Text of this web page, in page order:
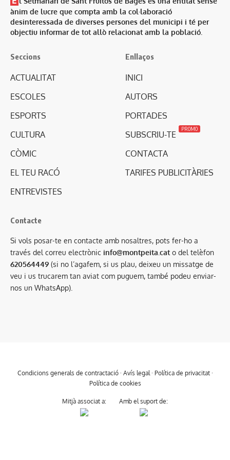
ànim de lucre que compta amb la col·laboració
desinteressada de diverses persones del municipi i té per
objectiu informar de tot allò relacionat amb la població.
Seccions
ACTUALITAT
ESCOLES
ESPORTS
CULTURA
CÒMIC
EL TEU RACÓ
ENTREVISTES
Enllaços
INICI
AUTORS
PORTADES
SUBSCRIU-TE
PROMO
CONTACTA
TARIFES PUBLICITÀRIES
Contacte
Si vols posar-te en contacte amb nosaltres, pots fer-ho a
través del correu electrònic info@montpeita.cat o del telèfon
620564449 (si no l’agafem, si us plau, deixeu un missatge de
veu i us trucarem tan aviat com puguem, també podeu enviar-
nos un WhatsApp).
Condicions generals de contractació· Avís legal· Política de privacitat·
Política de cookies
Mitjà associat a: Amb el suport de: